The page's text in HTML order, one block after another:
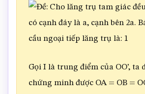
Gọi I là trung điểm của OO’, ta
chứng minh được OA = OB =